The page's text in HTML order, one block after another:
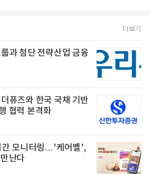
더보기
과 첨단 전략산업 금융
퓨즈와 한국 국채 기반
협력 본격화
간 모니터링…'케어벨',
난다